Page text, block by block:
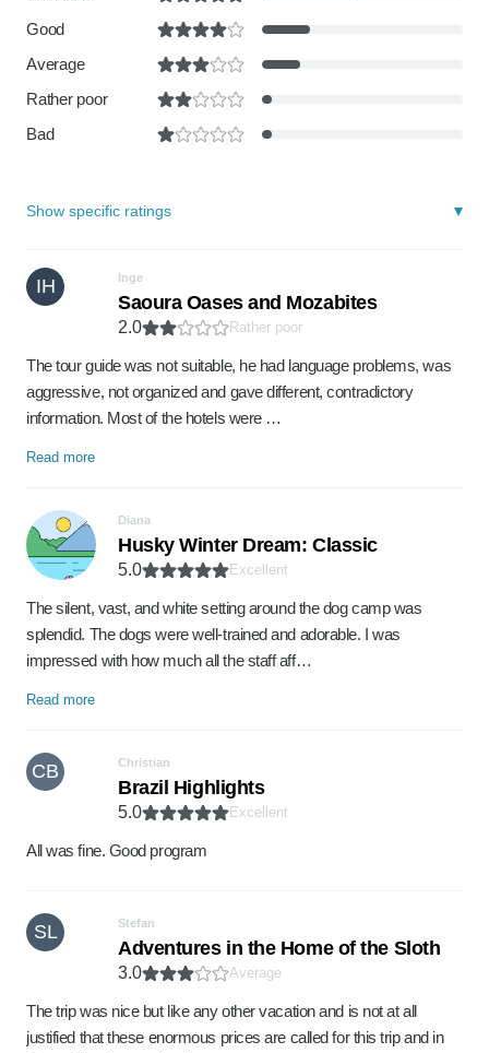
Good
Average
Rather poor
Bad
Show specific ratings
IH Inge
Saoura Oases and Mozabites
2.0 Rather poor
The tour guide was not suitable, he had language problems, was
aggressive, not organized and gave different, contradictory
information. Most of the hotels were …
Read more
Diana
Husky Winter Dream: Classic
5.0 Excellent
The silent, vast, and white setting around the dog camp was
splendid. The dogs were well-trained and adorable. I was
impressed with how much all the staff aff…
Read more
CB Christian
Brazil Highlights
5.0 Excellent
All was fine. Good program
SL Stefan
Adventures in the Home of the Sloth
3.0 Average
The trip was nice but like any other vacation and is not at all
justified that these enormous prices are called for this trip and in